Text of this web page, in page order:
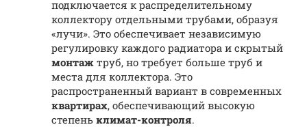
подключается к распределительному
коллектору отдельными трубами, образуя
«лучи». Это обеспечивает независимую
регулировку каждого радиатора и скрытый
монтаж труб, но требует больше труб и
места для коллектора. Это
распространенный вариант в современных
квартирах, обеспечивающий высокую
степень климат-контроля.